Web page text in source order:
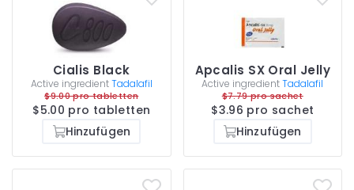
Cialis Black
Active ingredientTadalafil
$9.00 pro tabletten
$5.00 pro tabletten
Hinzufügen
Apcalis SX Oral Jelly
Active ingredientTadalafil
$7.79 pro sachet
$3.96 pro sachet
Hinzufügen